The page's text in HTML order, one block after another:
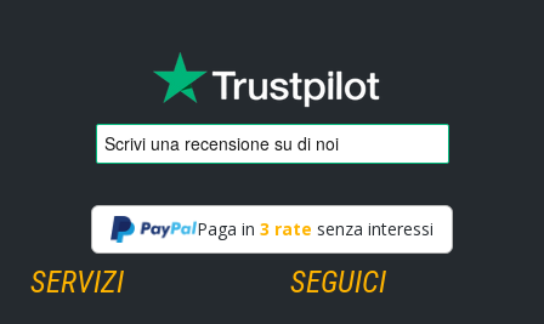
Paga in 3 rate senza interessi
SERVIZI SEGUICI